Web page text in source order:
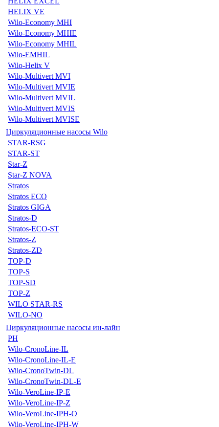
HELIX VE
Wilo-Economy MHI
Wilo-Economy MHIE
Wilo-Economy MHIL
Wilo-EMHIL
Wilo-Helix V
Wilo-Multivert MVI
Wilo-Multivert MVIE
Wilo-Multivert MVIL
Wilo-Multivert MVIS
Wilo-Multivert MVISE
Циркуляционные насосы Wilo
STAR-RSG
STAR-ST
Star-Z
Star-Z NOVA
Stratos
Stratos ECO
Stratos GIGA
Stratos-D
Stratos-ECO-ST
Stratos-Z
Stratos-ZD
TOP-D
TOP-S
TOP-SD
TOP-Z
WILO STAR-RS
WILO-NO
Циркуляционные насосы ин-лайн
PH
Wilo-CronoLine-IL
Wilo-CronoLine-IL-E
Wilo-CronoTwin-DL
Wilo-CronoTwin-DL-E
Wilo-VeroLine-IP-E
Wilo-VeroLine-IP-Z
Wilo-VeroLine-IPH-O
Wilo-VeroLine-IPH-W